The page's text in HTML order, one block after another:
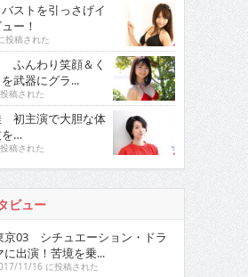
ストを引っさげイ
ー！
稿された
ふんわり笑顔＆く
武器にグラ...
稿された
初主演で大胆な体
を…
稿された
ビュー
京03 シチュエーション・ドラ
に出演！苦境を乗...
11/16 に投稿された